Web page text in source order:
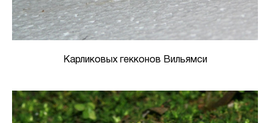
Карликовых гекконов Вильямси